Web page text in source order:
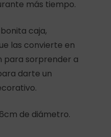
más tiempo.
caja,
las convierte en
para sorprender a
darte un
de diámetro.